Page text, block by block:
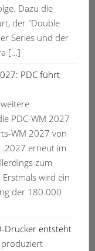
Dazu die
der "Double
Series und der
[…]
PDC führt
PDC-WM 2027
WM 2027 von
erneut im
zum
wird ein
der 180.000
Drucker entsteht
produziert